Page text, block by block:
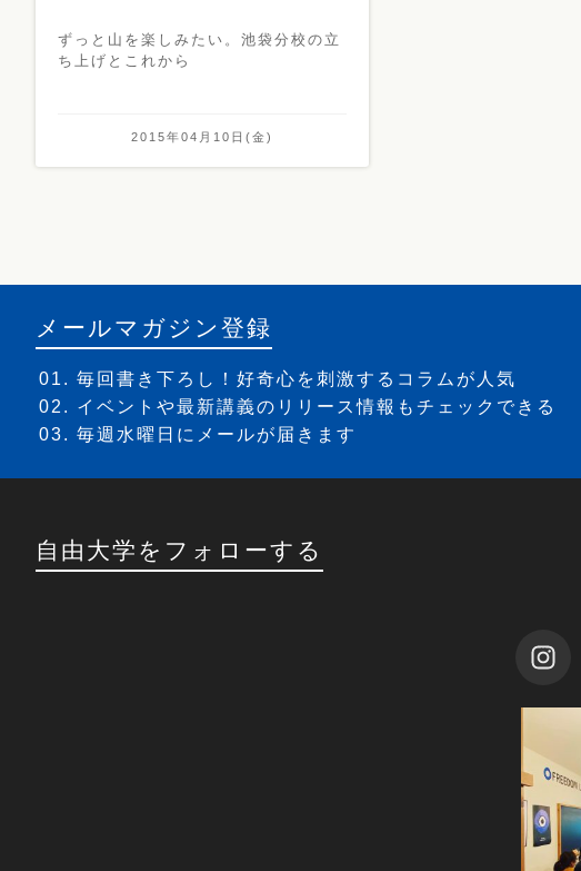
ずっと山を楽しみたい。池袋分校の立
ち上げとこれから
2015年04月10日(金)
メールマガジン登録
毎回書き下ろし！好奇心を刺激するコラムが人気
イベントや最新講義のリリース情報もチェックできる
毎週水曜日にメールが届きます
自由大学をフォローする